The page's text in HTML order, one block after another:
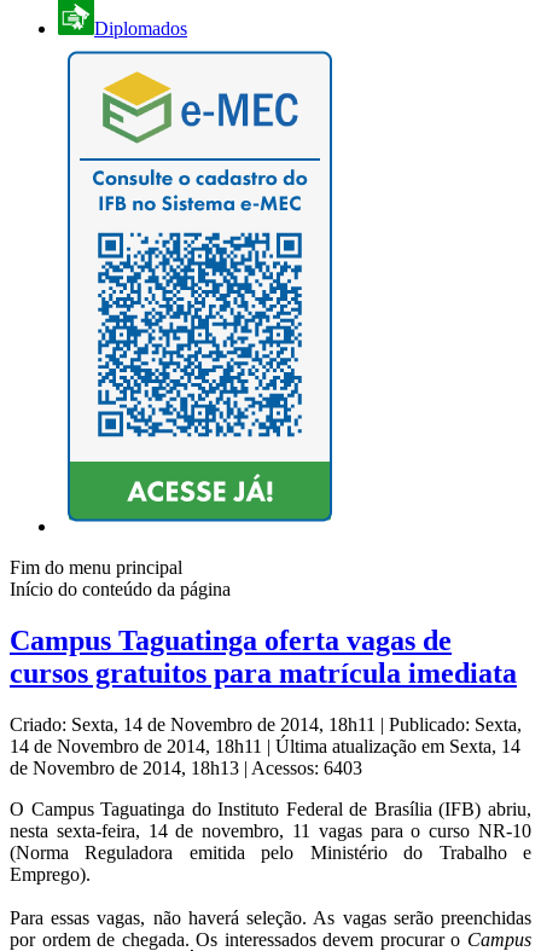
Diplomados
Fim do menu principal
Início do conteúdo da página
Campus Taguatinga oferta vagas de
cursos gratuitos para matrícula imediata
Criado: Sexta, 14 de Novembro de 2014, 18h11 | Publicado: Sexta,
14 de Novembro de 2014, 18h11 | Última atualização em Sexta, 14
de Novembro de 2014, 18h13 | Acessos: 6403
O Campus Taguatinga do Instituto Federal de Brasília (IFB) abriu,
nesta sexta-feira, 14 de novembro, 11 vagas para o curso NR-10
(Norma Reguladora emitida pelo Ministério do Trabalho e
Emprego).
Para essas vagas, não haverá seleção. As vagas serão preenchidas
por ordem de chegada. Os interessados devem procurar o Campus